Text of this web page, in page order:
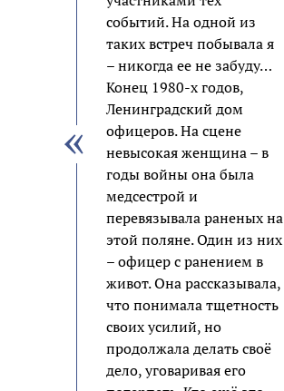
событий. На одной из
таких встреч побывала я
– никогда ее не забуду…
Конец 1980-х годов,
Ленинградский дом
офицеров. На сцене
невысокая женщина – в
годы войны она была
медсестрой и
перевязывала раненых на
этой поляне. Один из них
– офицер с ранением в
живот. Она рассказывала,
что понимала тщетность
своих усилий, но
продолжала делать своё
дело, уговаривая его